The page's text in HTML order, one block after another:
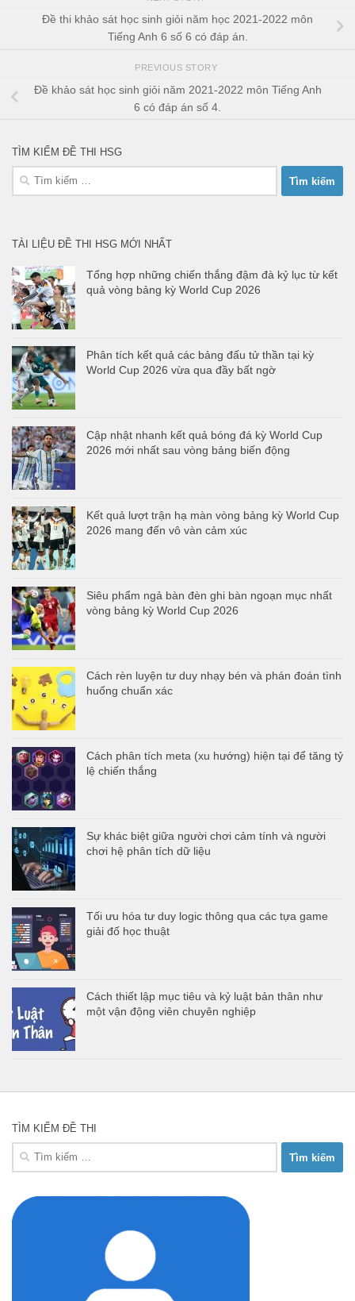
Đề thi khảo sát học sinh giỏi năm học 2021-2022 môn
Tiếng Anh 6 số 6 có đáp án.
PREVIOUS STORY
Đề khảo sát học sinh giỏi năm 2021-2022 môn Tiếng Anh
6 có đáp án số 4.
TÌM KIẾM ĐỀ THI HSG
Tìm
TÀI LIỆU ĐỀ THI HSG MỚI NHẤT
Tổng hợp những chiến thắng đậm đà kỷ lục từ kết
quả vòng bảng kỳ World Cup 2026
Phân tích kết quả các bảng đấu tử thần tại kỳ
World Cup 2026 vừa qua đầy bất ngờ
Cập nhật nhanh kết quả bóng đá kỳ World Cup
2026 mới nhất sau vòng bảng biến động
Kết quả lượt trận hạ màn vòng bảng kỳ World Cup
2026 mang đến vô vàn cảm xúc
Siêu phẩm ngả bàn đèn ghi bàn ngoạn mục nhất
vòng bảng kỳ World Cup 2026
Cách rèn luyện tư duy nhạy bén và phán đoán tình
huống chuẩn xác
Cách phân tích meta (xu hướng) hiện tại để tăng tỷ
lệ chiến thắng
Sự khác biệt giữa người chơi cảm tính và người
chơi hệ phân tích dữ liệu
Tối ưu hóa tư duy logic thông qua các tựa game
giải đố học thuật
Cách thiết lập mục tiêu và kỷ luật bản thân như
một vận động viên chuyên nghiệp
TÌM KIẾM ĐỀ THI
Tìm